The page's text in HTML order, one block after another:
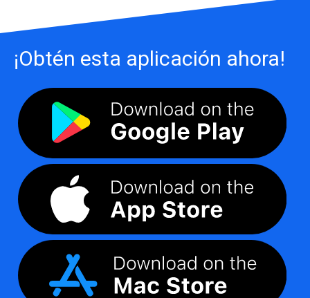
¡Obtén esta aplicación ahora!